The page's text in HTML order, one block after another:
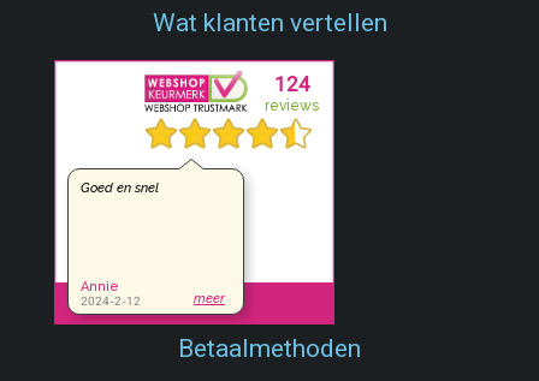
Wat klanten vertellen
Betaalmethoden